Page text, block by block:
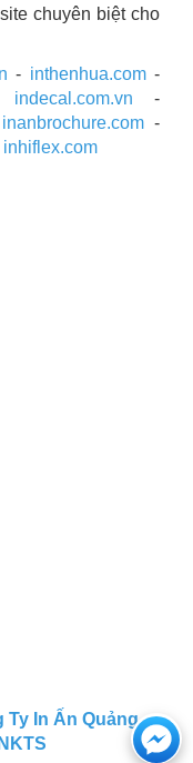
chuyên biệt cho
- inthenhua.com-
indecal.com.vn -
inanbrochure.com -
inhiflex.com
Ty In Ấn Quảng